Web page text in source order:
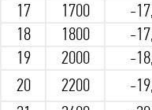
17
1700 -
18
1800 -
19
2000 -
20
2200 -